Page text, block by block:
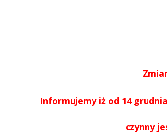
Informujemy iż od 14
czynny